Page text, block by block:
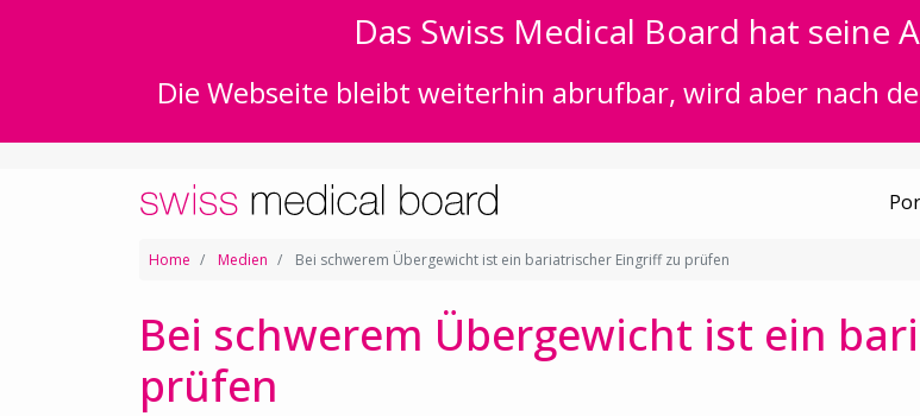
Das Swiss Medical Board hat seine
Die Webseite bleibt weiterhin abrufbar, wird aber nach
Home Medien Bei schwerem Übergewicht ist ein bariatrischer Eingriff zu prüfen
Bei schwerem Übergewicht ist ein
prüfen